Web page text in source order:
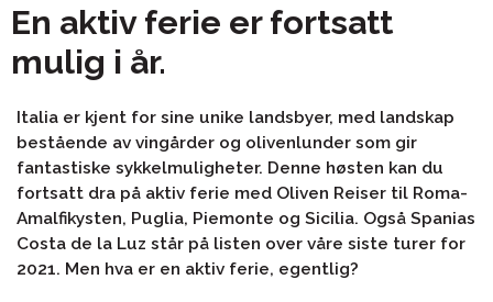
En aktiv ferie er fortsatt
mulig i år.
Italia er kjent for sine unike landsbyer, med landskap
bestående av vingårder og olivenlunder som gir
fantastiske sykkelmuligheter. Denne høsten kan du
fortsatt dra på aktiv ferie med Oliven Reiser til Roma-
Amalfikysten, Puglia, Piemonte og Sicilia. Også Spanias
Costa de la Luz står på listen over våre siste turer for
2021. Men hva er en aktiv ferie, egentlig?